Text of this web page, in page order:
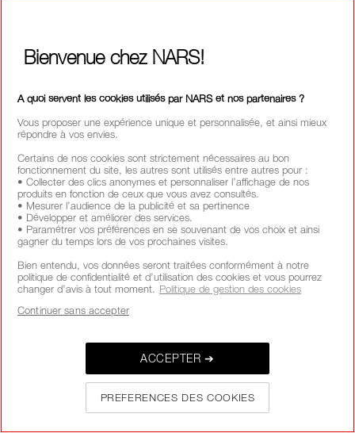
Bienvenue chez NARS!
A quoi servent les cookies utilisés par NARS et nos partenaires ?
Vous proposer une expérience unique et personnalisée, et ainsi mieux
répondre à vos envies.
Certains de nos cookies sont strictement nécessaires au bon
fonctionnement du site, les autres sont utilisés entre autres pour :
• Collecter des clics anonymes et personnaliser l’affichage de nos
produits en fonction de ceux que vous avez consultés.
• Mesurer l’audience de la publicité et sa pertinence
• Développer et améliorer des services.
• Paramétrer vos préférences en se souvenant de vos choix et ainsi
gagner du temps lors de vos prochaines visites.
Bien entendu, vos données seront traitées conformément à notre
politique de confidentialité et d’utilisation des cookies et vous pourrez
changer d’avis à tout moment. Politique de gestion des cookies
PREFERENCES DES COOKIES
ACCEPTER ➔
Continuer sans accepter